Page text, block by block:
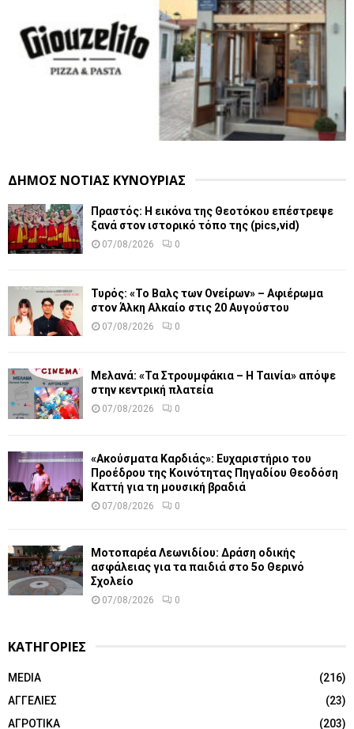
ΔΗΜΟΣ ΝΟΤΙΑΣ ΚΥΝΟΥΡΙΑΣ
Πραστός: Η εικόνα της Θεοτόκου επέστρεψε
ξανά στον ιστορικό τόπο της (pics,vid)
07/08/2026 0
Τυρός: «Το Βαλς των Ονείρων» – Αφιέρωμα
στον Άλκη Αλκαίο στις 20 Αυγούστου
07/08/2026 0
Μελανά: «Τα Στρουμφάκια – Η Ταινία» απόψε
στην κεντρική πλατεία
07/08/2026 0
«Ακούσματα Καρδιάς»: Ευχαριστήριο του
Προέδρου της Κοινότητας Πηγαδίου Θεοδόση
Καττή για τη μουσική βραδιά
07/08/2026 0
Μοτοπαρέα Λεωνιδίου: Δράση οδικής
ασφάλειας για τα παιδιά στο 5ο Θερινό
Σχολείο
07/08/2026 0
ΚΑΤΗΓΟΡΙΕΣ
MEDIA
(216)
ΑΓΓΕΛΙΕΣ
(23)
ΑΓΡΟΤΙΚΑ
(203)